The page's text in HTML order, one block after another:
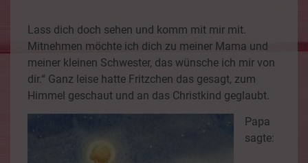
Lass dich doch sehen und komm mit mir mit.
Mitnehmen möchte ich dich zu meiner Mama und
meiner kleinen Schwester, das wünsche ich mir von
dir.“ Ganz leise hatte Fritzchen das gesagt, zum
Himmel geschaut und an das Christkind geglaubt.
Papa
sagte: